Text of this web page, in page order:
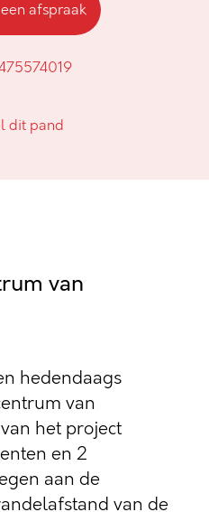
afspraak
dit pand
van
hedendaags
van
het project
en 2
aan de
van de